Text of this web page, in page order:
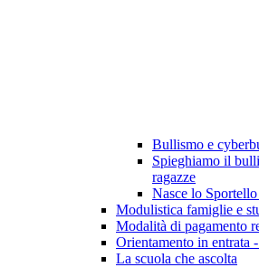
Bullismo e
Spieghiamo il
ragazze
Nasce lo
Modulistica famiglie e
Modalità di pagamento
Orientamento in entrata
La scuola che ascolta